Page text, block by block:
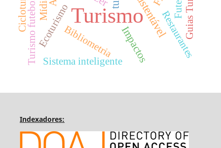
Turismo
Impactos
Ecoturismo Restaurantes
Bibliometria
Turismo futebolístico Sistema inteligente
Indexadores: